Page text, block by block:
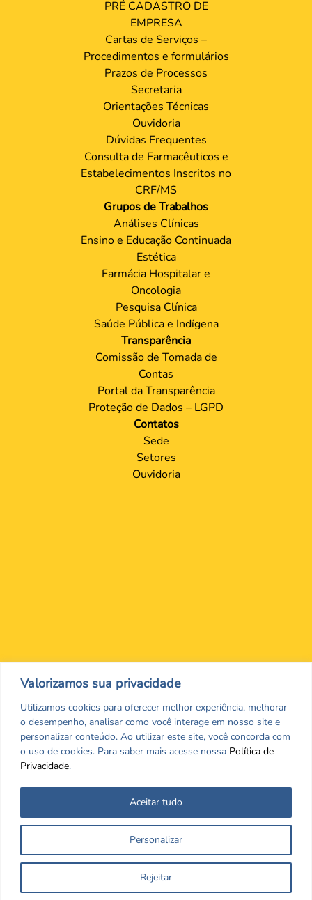
Valorizamos sua privacidade
Utilizamos cookies para oferecer melhor experiência, melhorar
o desempenho, analisar como você interage em nosso site e
personalizar conteúdo. Ao utilizar este site, você concorda com
o uso de cookies. Para saber mais acesse nossa Política de
Privacidade.
Personalizar
Rejeitar
Aceitar tudo
PRÉ CADASTRO DE
EMPRESA
Cartas de Serviços –
Procedimentos e formulários
Prazos de Processos
Secretaria
Orientações Técnicas
Ouvidoria
Dúvidas Frequentes
Consulta de Farmacêuticos e
Estabelecimentos Inscritos no
CRF/MS
Grupos de Trabalhos
Análises Clínicas
Ensino e Educação Continuada
Estética
Farmácia Hospitalar e
Oncologia
Pesquisa Clínica
Saúde Pública e Indígena
Transparência
Comissão de Tomada de
Contas
Portal da Transparência
Proteção de Dados – LGPD
Contatos
Sede
Setores
Ouvidoria
Todos os direitos reservados. CRF/MS. Copyrigth ©2026
Desenvolvido por